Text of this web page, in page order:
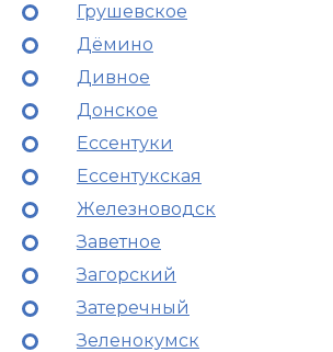
Грушевское
Дёмино
Дивное
Донское
Ессентуки
Ессентукская
Железноводск
Заветное
Загорский
Затеречный
Зеленокумск